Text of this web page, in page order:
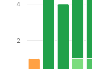
2
4